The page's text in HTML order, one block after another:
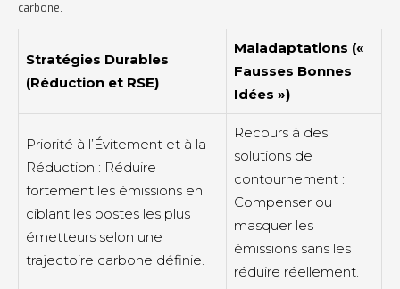
carbone.
Stratégies Durables
(Réduction et RSE)
Maladaptations («
Fausses Bonnes
Idées »)
Priorité à l’Évitement et à la
Réduction : Réduire
fortement les émissions en
ciblant les postes les plus
émetteurs selon une
trajectoire carbone définie.
Recours à des
solutions de
contournement :
Compenser ou
masquer les
émissions sans les
réduire réellement.